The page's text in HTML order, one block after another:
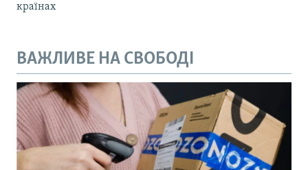
країнах
ВАЖЛИВЕ НА СВОБОДІ